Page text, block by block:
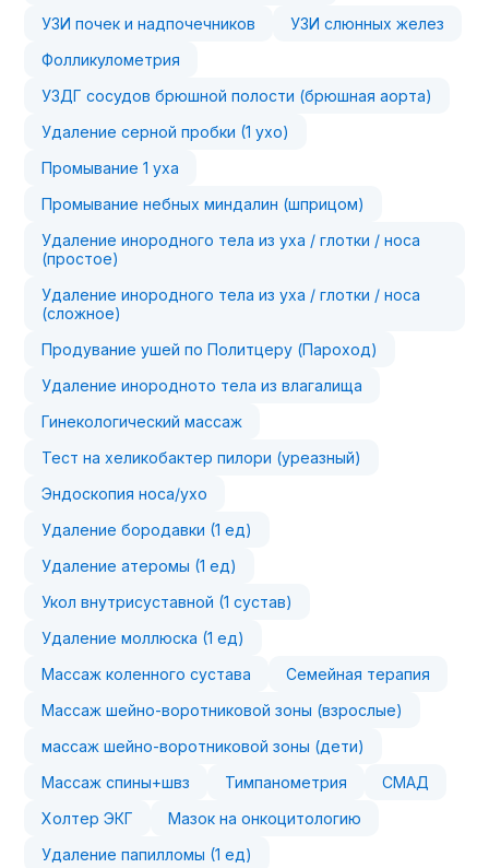
УЗИ почек и надпочечников
УЗИ слюнных желез
Фолликулометрия
УЗДГ сосудов брюшной полости (брюшная аорта)
Удаление серной пробки (1 ухо)
Промывание 1 уха
Промывание небных миндалин (шприцом)
Удаление инородного тела из уха / глотки / носа
(простое)
Удаление инородного тела из уха / глотки / носа
(сложное)
Продувание ушей по Политцеру (Пароход)
Удаление инородното тела из влагалища
Гинекологический массаж
Тест на хеликобактер пилори (уреазный)
Эндоскопия носа/ухо
Удаление бородавки (1 ед)
Удаление атеромы (1 ед)
Укол внутрисуставной (1 сустав)
Удаление моллюска (1 ед)
Массаж коленного сустава
Семейная терапия
Массаж шейно-воротниковой зоны (взрослые)
массаж шейно-воротниковой зоны (дети)
Массаж спины+швз
Тимпанометрия
СМАД
Холтер ЭКГ
Мазок на онкоцитологию
Удаление папилломы (1 ед)